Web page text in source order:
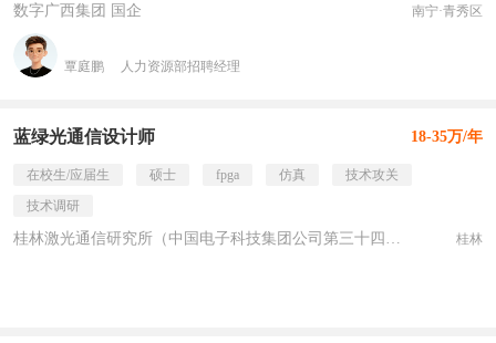
数字广西集团 国企 南宁·青秀区
覃庭鹏 人力资源部招聘经理
蓝绿光通信设计师 18-35万/年
在校生/应届生 硕士 fpga 仿真
技术攻关
技术调研
桂林激光通信研究所（中国电子科技集团公司第三十四研究所） 国企 桂林